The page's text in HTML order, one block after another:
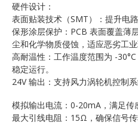
硬件设计：
表面贴装技术（SMT）：提升电
保形涂层保护：PCB 表面覆盖薄
尘和化学物质侵蚀，适应恶劣工业
高耐温性：工作温度范围为 -
稳定运行。
24V 输出：支持风力涡轮机控制系
模拟输出电流：0-20mA，满足传
最大引线电阻：15Ω，确保信号传